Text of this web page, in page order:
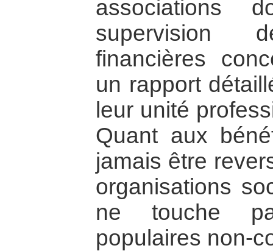
associations
supervision
financières
un rapport
leur unité
Quant aux
jamais être
organisations
ne touche
populaires non-